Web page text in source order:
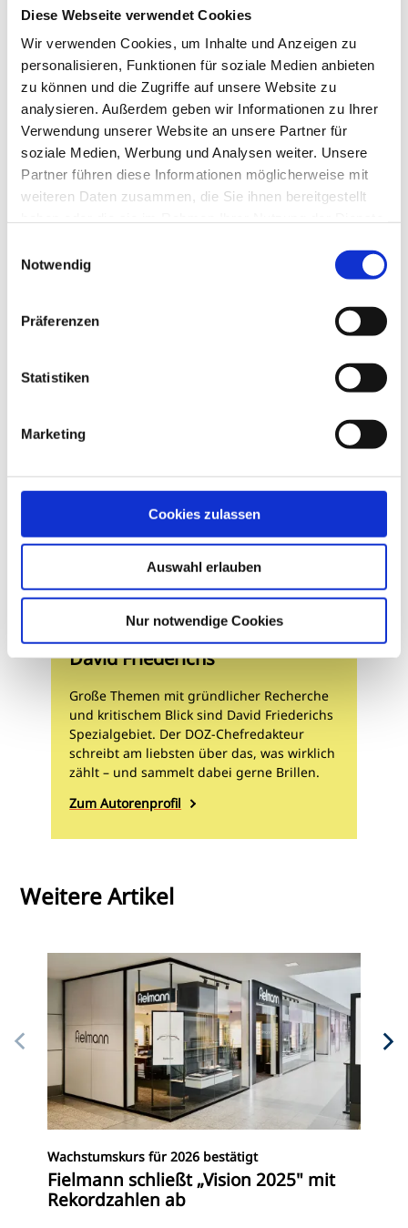
Diese Webseite verwendet Cookies
Wir verwenden Cookies, um Inhalte und Anzeigen zu
personalisieren, Funktionen für soziale Medien anbieten
zu können und die Zugriffe auf unsere Website zu
analysieren. Außerdem geben wir Informationen zu Ihrer
Verwendung unserer Website an unsere Partner für
soziale Medien, Werbung und Analysen weiter. Unsere
Partner führen diese Informationen möglicherweise mit
weiteren Daten zusammen, die Sie ihnen bereitgestellt
Notwendig
Präferenzen
Statistiken
Marketing
Cookies zulassen
Auswahl erlauben
Nur notwendige Cookies
Binokularentwicklung sowie Therapieansätze bei
dem Binokularscreening bei Vorschulkindern,
während Schroth das Screening bei Schulkindern
und die Diagnostik binokularer Sehstörungen
thematisiert.
Die Onlineveranstaltung beginnt um 18:30 Uhr und
wird via Zoom durchgeführt. Für die Teilnahme sind
vorherige Anmeldung ist
Geschrieben von
David Friederichs
Große Themen mit gründlicher Recherche
und kritischem Blick sind David Friederichs
Spezialgebiet. Der DOZ-Chefredakteur
schreibt am liebsten über das, was wirklich
zählt – und sammelt dabei gerne Brillen.
Zum Autorenprofil
Weitere Artikel
Wachstumskurs für 2026 bestätigt
Fielmann schließt „Vision 2025" mit
Rekordzahlen ab